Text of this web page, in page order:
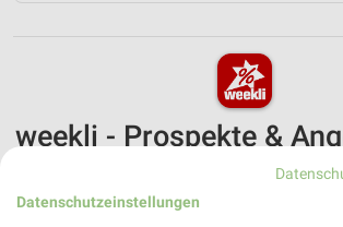
weekli - Prospekte &
Alle FRISTO Angebote immer griffbereit –
weekli App für iOS & Android.
Datenschutzeinstellungen